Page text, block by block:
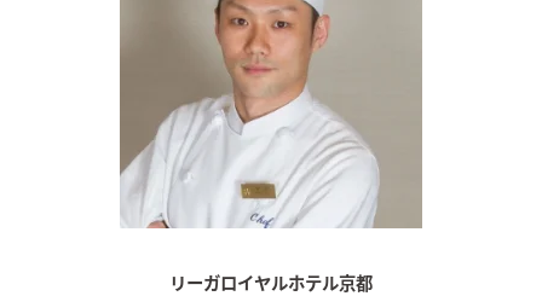
リーガロイヤルホテル京都